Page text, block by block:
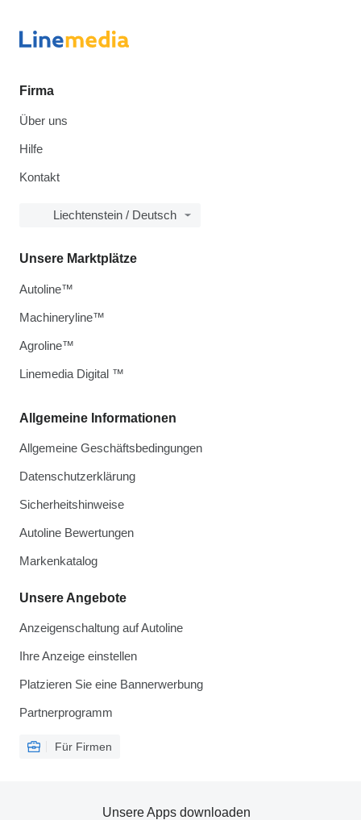
Firma
Über uns
Hilfe
Kontakt
Liechtenstein / Deutsch
Allgemeine Informationen
Allgemeine Geschäftsbedingungen
Datenschutzerklärung
Sicherheitshinweise
Autoline Bewertungen
Markenkatalog
Unsere Angebote
Anzeigenschaltung auf Autoline
Ihre Anzeige einstellen
Platzieren Sie eine Bannerwerbung
Partnerprogramm
Für Firmen
Unsere Marktplätze
Autoline™
Machineryline™
Agroline™
Linemedia Digital ™
Unsere Apps downloaden